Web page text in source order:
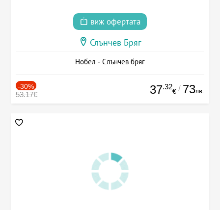
виж офертата
Слънчев Бряг
Нобел - Слънчев бряг
-30%
53.17€ 37.32
€ / 73лв.